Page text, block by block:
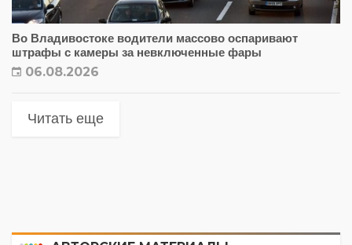
Во Владивостоке водители массово оспаривают
штрафы с камеры за невключенные фары
06.08.2026
Читать еще